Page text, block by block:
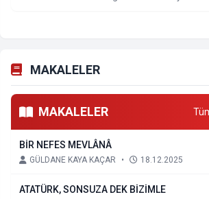
MAKALELER
MAKALELER
BİR NEFES MEVLÂNÂ
GÜLDANE KAYA KAÇAR • 18.12.2025
ATATÜRK, SONSUZA DEK BİZİMLE